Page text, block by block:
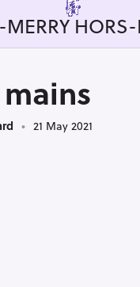
21 May 2021